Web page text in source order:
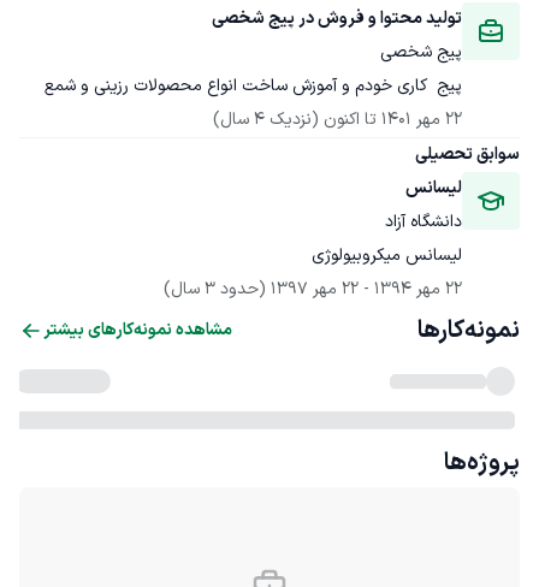
تولید محتوا و فروش در پیج شخصی
پیج شخصی
پیج  کاری خودم و آموزش ساخت انواع محصولات رزینی و شمع
22 مهر 1401
تا اکنون (نزدیک 4 سال)
سوابق تحصیلی
لیسانس
دانشگاه آزاد
لیسانس میکروبیولوژی
22 مهر 1394
- 22 مهر 1397 (حدود 3 سال)
نمونه‌کارها مشاهده نمونه‌کارهای بیشتر
پروژه‌ها